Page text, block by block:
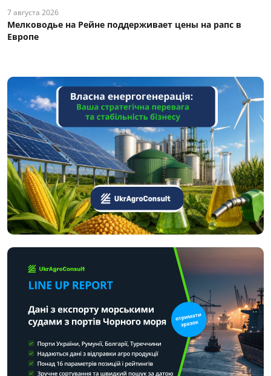
7 августа 2026
Мелководье на Рейне поддерживает цены на рапс в
Европе